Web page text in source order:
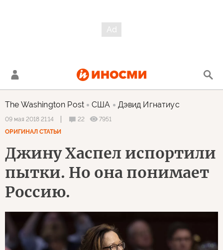
The Washington Post США Дэвид Игнатиус
09 мая 2018 21:14 22
7951
ОРИГИНАЛ СТАТЬИ
Джину Хаспел испортили
пытки. Но она понимает
Россию.